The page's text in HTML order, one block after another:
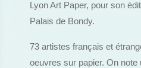
Lyon Art Paper, pour son
Palais de Bondy.
73 artistes français et
oeuvres sur papier. On note